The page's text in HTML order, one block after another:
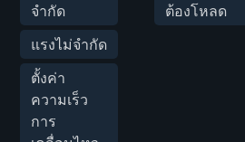
จำกัด
แรงไม่จำกัด
ตั้งค่า
ความเร็ว
การ
ต้องโหลด